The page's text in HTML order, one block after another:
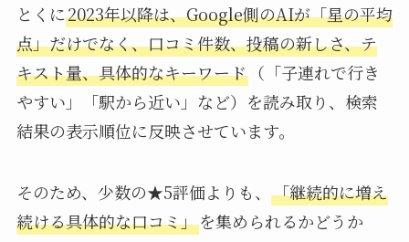
とくに2023年以降は、Google側のAIが「星の平均
点」だけでなく、口コミ件数、投稿の新しさ、テ
キスト量、具体的なキーワード（「子連れで行き
やすい」「駅から近い」など）を読み取り、検索
結果の表示順位に反映させています。
そのため、少数の★5評価よりも、 「継続的に増え
続ける具体的な口コミ」を集められるかどうか